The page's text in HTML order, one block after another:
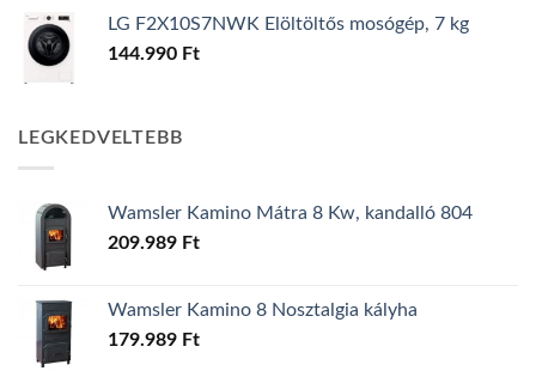
LG F2X10S7NWK Elöltöltős mosógép, 7 kg
144.990 Ft
LEGKEDVELTEBB
Wamsler Kamino Mátra 8 Kw, kandalló 804
209.989 Ft
Wamsler Kamino 8 Nosztalgia kályha
179.989 Ft